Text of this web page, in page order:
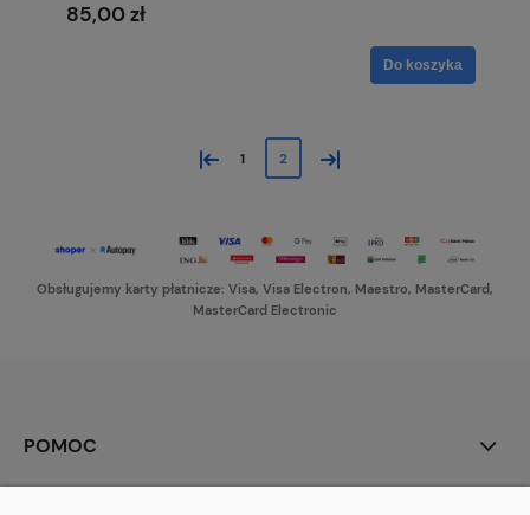
85,00 zł
Do koszyka
« 1 2 »
Obsługujemy karty płatnicze: Visa, Visa Electron, Maestro, MasterCard,
MasterCard Electronic
POMOC